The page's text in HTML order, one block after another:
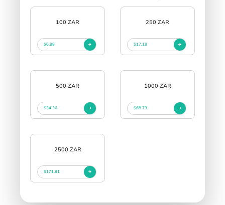
100 ZAR
$6.88
250 ZAR
$17.18
500 ZAR
$34.36
1000 ZAR
$68.73
2500 ZAR
$171.81